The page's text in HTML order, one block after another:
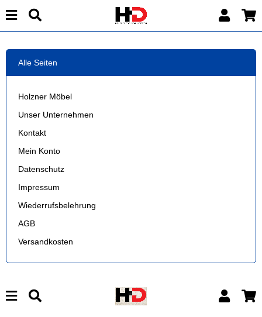
Alle Seiten
Holzner Möbel
Unser Unternehmen
Kontakt
Mein Konto
Datenschutz
Impressum
Wiederrufsbelehrung
AGB
Versandkosten